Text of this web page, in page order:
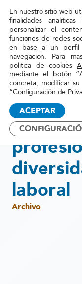
Red
Acoge
Inicio»
29 septiembre, 2015
laboral
Archivo
En nuestro sitio web
finalidades
personalizar el
funciones de redes
en base a un perfil
navegación. Para
política de cookies
mediante el botón
concreta, modificar
“Configuración de
ACEPTAR